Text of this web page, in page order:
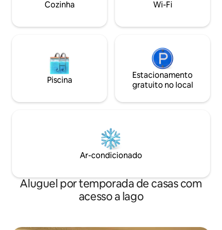
e amigos - grupos
Cozinha Wi-Fi
Piscina
Estacionamento
gratuito no local
Ar-condicionado
Aluguel por temporada de casas com
acesso a lago